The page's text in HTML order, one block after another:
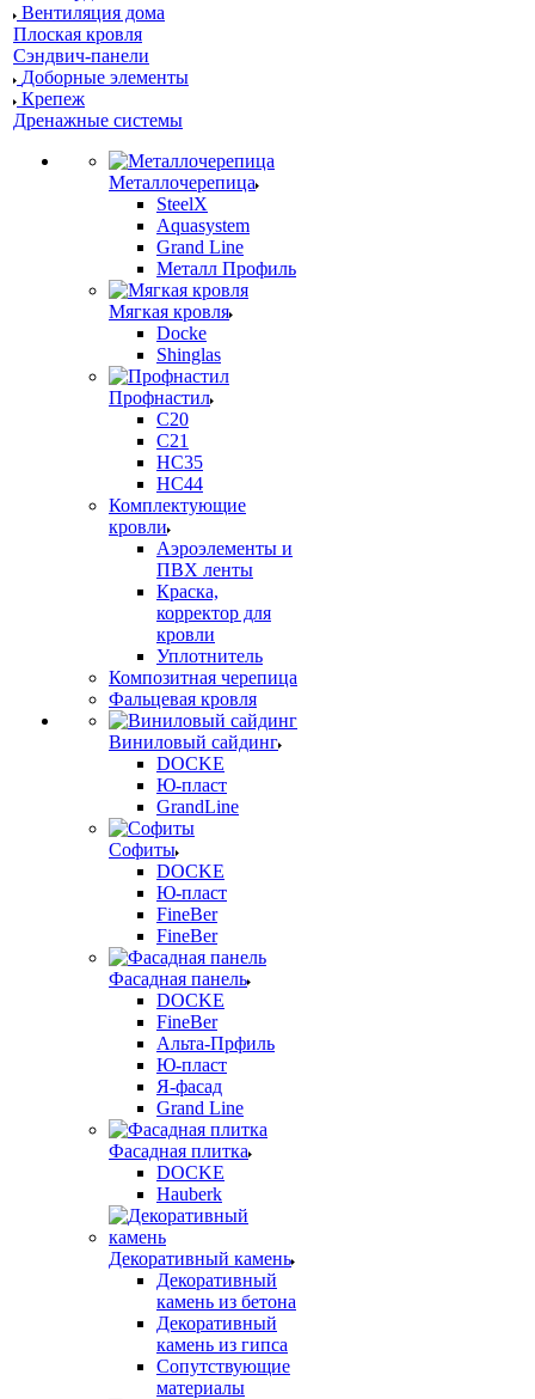
Вентиляция дома
Плоская кровля
Сэндвич-панели
Доборные элементы
Крепеж
Дренажные системы
Металлочерепица
SteelX
Aquasystem
Grand Line
Металл Профиль
Мягкая кровля
Docke
Shinglas
Профнастил
C20
C21
НС35
НС44
Комплектующие
кровли
Аэроэлементы и
ПВХ ленты
Краска,
корректор для
кровли
Уплотнитель
Композитная черепица
Фальцевая кровля
Виниловый сайдинг
DOCKE
Ю-пласт
GrandLine
Софиты
DOCKE
Ю-пласт
FineBer
FineBer
Фасадная панель
DOCKE
FineBer
Альта-Прфиль
Ю-пласт
Я-фасад
Grand Line
Фасадная плитка
DOCKE
Hauberk
Декоративный камень
Декоративный
камень из бетона
Декоративный
камень из гипса
Сопутствующие
материалы